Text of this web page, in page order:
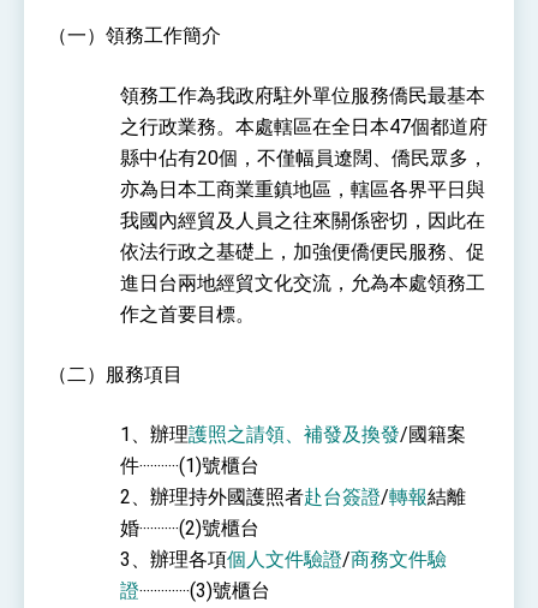
總統主持「守護民主台灣國安行動方案」記者
會 強調以實力守護台海和平 以決心掌握國家
總統發表執政周年談話 盼面對未來挑戰 堅持
團結 迎風轉型 穩健前行
賴總統就職演說影片
總統重要談話
外交部重要言論
我國政府將在美國亞利桑納州設立「駐鳳凰城辦
（一）領務工作簡介
領務工作為我政府駐外單位服務僑民最基本
之行政業務。本處轄區在全日本47個都道府
縣中佔有20個，不僅幅員遼闊、僑民眾多，
亦為日本工商業重鎮地區，轄區各界平日與
我國內經貿及人員之往來關係密切，因此在
依法行政之基礎上，加強便僑便民服務、促
進日台兩地經貿文化交流，允為本處領務工
作之首要目標。
（二）服務項目
1、辦理護照之請領、補發及換發/國籍案
件‧‧‧‧‧‧‧‧‧‧‧(1)號櫃台
2、辦理持外國護照者赴台簽證/轉報結離
婚‧‧‧‧‧‧‧‧‧‧‧(2)號櫃台
3、辦理各項個人文件驗證/商務文件驗
證‧‧‧‧‧‧‧‧‧‧‧‧‧‧(3)號櫃台